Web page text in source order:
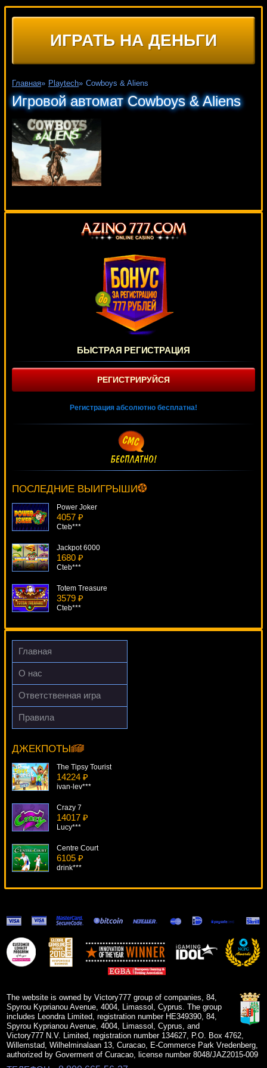
ИГРАТЬ НА ДЕНЬГИ
Главная» Playtech» Cowboys & Aliens
Игровой автомат Cowboys & Aliens
БЫСТРАЯ РЕГИСТРАЦИЯ
РЕГИСТРИРУЙСЯ
Регистрация абсолютно бесплатна!
ПОСЛЕДНИЕ ВЫИГРЫШИ
sgvwood***
Power Joker
4057 ₽
Cteb***
Jackpot 6000
1680 ₽
Cteb***
Totem Treasure
3579 ₽
Cteb***
Blood Suckers II
2968 ₽
Egoistik***
Главная
О нас
Ответственная игра
Правила
ДЖЕКПОТЫ
Devil's Delight
mgarkunov***
The Tipsy Tourist
14224 ₽
ivan-lev***
Crazy 7
14017 ₽
Lucy***
Centre Court
6105 ₽
drink***
Aztec Empire
11401 ₽
sgvwood***
Big Bang
The website is owned by Victory777 group of companies, 84,
Spyrou Kyprianou Avenue, 4004, Limassol, Cyprus. The group
includes Leondra Limited, registration number HE349390, 84,
Spyrou Kyprianou Avenue, 4004, Limassol, Cyprus, and
Victory777 N.V. Limited, registration number 134627, P.O. Box 4762,
Willemstad, Wilhelminalaan 13, Curacao, E-Commerce Park Vredenberg,
authorized by Goverment of Curacao, license number 8048/JAZ2015-009